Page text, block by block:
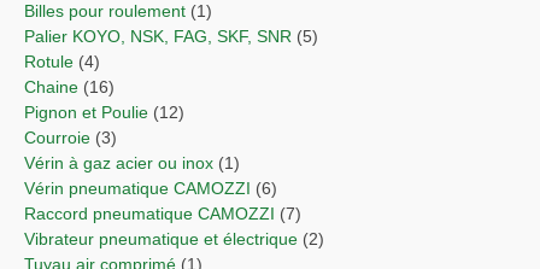
Billes pour roulement (1)
Palier KOYO, NSK, FAG, SKF, SNR (5)
Rotule (4)
Chaine (16)
Pignon et Poulie (12)
Courroie (3)
Vérin à gaz acier ou inox (1)
Vérin pneumatique CAMOZZI (6)
Raccord pneumatique CAMOZZI (7)
Vibrateur pneumatique et électrique (2)
Tuyau air comprimé (1)